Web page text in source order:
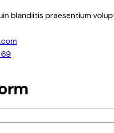
blandiitis praesentium